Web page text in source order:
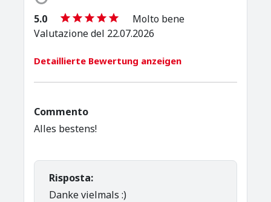
5.0
Molto bene
Valutazione del 22.07.2026
Detaillierte Bewertung anzeigen
Commento
Alles bestens!
Risposta:
Danke vielmals :)